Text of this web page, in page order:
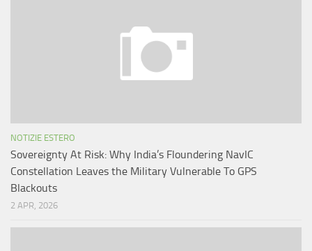
NOTIZIE ESTERO
Sovereignty At Risk: Why India’s Floundering NavIC
Constellation Leaves the Military Vulnerable To GPS
Blackouts
2 APR, 2026